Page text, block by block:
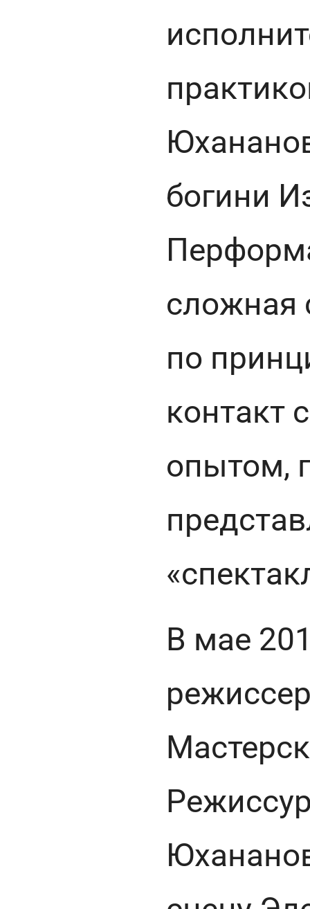
богини
сложная
по
контакт
опытом,
В мае